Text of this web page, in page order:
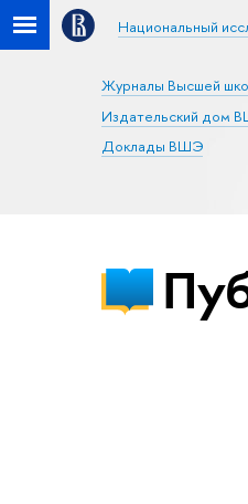
Национальный
Журналы Высшей
Издательский дом
Доклады ВШЭ